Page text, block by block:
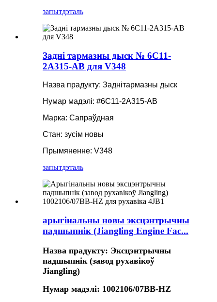
запытдэталь
Задні тармазны дыск № 6C11-
2A315-AB для V348
Назва прадукту: Заднітармазны дыск
Нумар мадэлі: #6C11-2A315-AB
Марка: Сапраўдная
Стан: зусім новы
Прымяненне: V348
запытдэталь
арыгінальны новы эксцэнтрычны
падшыпнік (Jiangling Engine Fac...
Назва прадукту: Эксцэнтрычны
падшыпнік (завод рухавікоў
Jiangling)
Нумар мадэлі: 1002106/07BB-HZ